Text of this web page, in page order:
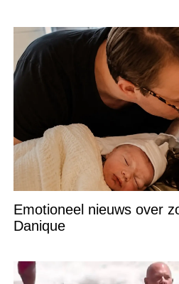
Emotioneel nieuws over
Danique